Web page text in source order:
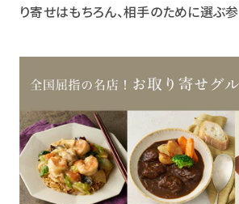
り寄せはもちろん、相手のために選ぶ参